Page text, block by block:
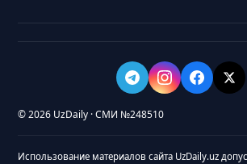
© 2026 UzDaily · СМИ №248510
Использование материалов сайта UzDaily.uz